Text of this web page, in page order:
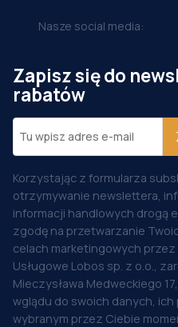
Nasze social media:
Zapisz się do
rabatów
Korzystając z formularza
otrzymywanie newslettera,
informacji handlowych drogą
zgodę na przetwarzanie
celach marketingowych
Usługowe Lobos sp. z o.o.,
Mieczysława Medweckiego
wglądu do swoich danych,
wybranym przez Ciebie